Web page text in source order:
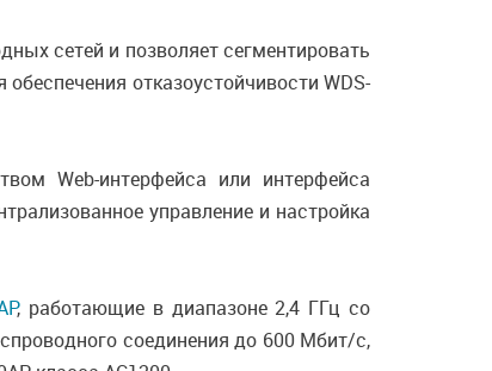
сетей и позволяет сегментировать
отказоустойчивости WDS-
Web-интерфейса или интерфейса
управление и настройка
, работающие в диапазоне 2,4 ГГц со
соединения до 600 Мбит/с,